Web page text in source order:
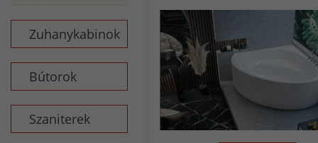
Zuhanykabinok
Bútorok
Szaniterek